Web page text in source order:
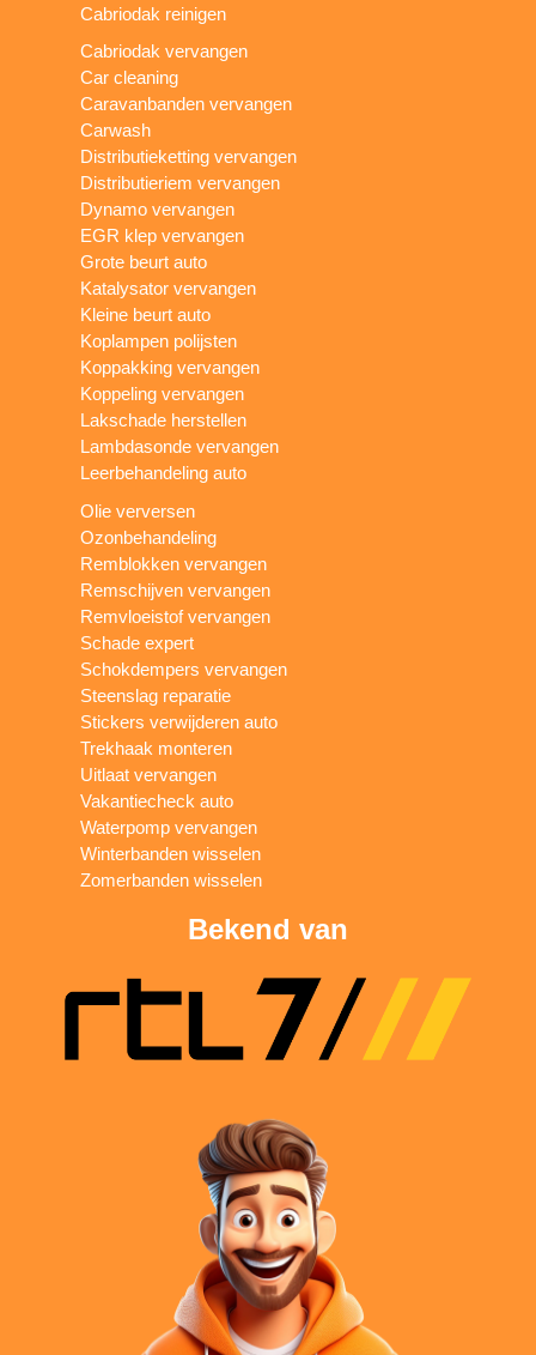
Cabriodak reinigen
Cabriodak vervangen
Car cleaning
Caravanbanden vervangen
Carwash
Distributieketting vervangen
Distributieriem vervangen
Dynamo vervangen
EGR klep vervangen
Grote beurt auto
Katalysator vervangen
Kleine beurt auto
Koplampen polijsten
Koppakking vervangen
Koppeling vervangen
Lakschade herstellen
Lambdasonde vervangen
Leerbehandeling auto
Olie verversen
Ozonbehandeling
Remblokken vervangen
Remschijven vervangen
Remvloeistof vervangen
Schade expert
Schokdempers vervangen
Steenslag reparatie
Stickers verwijderen auto
Trekhaak monteren
Uitlaat vervangen
Vakantiecheck auto
Waterpomp vervangen
Winterbanden wisselen
Zomerbanden wisselen
Bekend van